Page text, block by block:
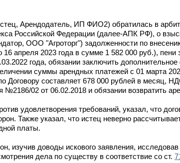
Арендодатель, ИП ФИО2) обратилась в
Российской Федерации (далее-АПК РФ), о
ООО "Агроторг") задолженности по
апреля 2023 года в сумме 1 582 000 руб.), пени
года, обязании заключить
суммы арендных платежей с 01 марта
Договору составляет 678 000 рублей в месяц,
02 от 06.02.2018 и обязании возвратить
удовлетворения требований, указал, что
Также указал, что истец неверно
платы.
изучив доводы искового заявления,
дела по существу в соответствие со ст.